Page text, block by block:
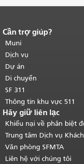
Kết thúc nội dung trang.
của trang này được lặp
trang.Quay lại đầu trang
chính.
Cần trợ giúp?
Muni
Dịch vụ
Dự án
Di chuyển
SF 311
Thông tin khu vực 511
Hãy giữ liên lạc
Khiếu nại về phân biệt
Trung tâm Dịch vụ
Văn phòng SFMTA
Liên hệ với chúng tôi